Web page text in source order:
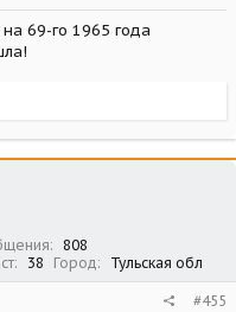
на 69-го 1965 года
808
38 Город Тульская обл
#455